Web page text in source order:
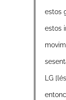
estos
estos
LG